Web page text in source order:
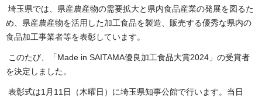
埼玉県では、県産農産物の需要拡大と県内食品産業の発展を図るた
め、県産農産物を活用した加工食品を製造、販売する優秀な県内の
食品加工事業者等を表彰しています。
このたび、「Made in SAITAMA優良加工食品大賞2024」の受賞者
を決定しました。
表彰式は1月11日（木曜日）に埼玉県知事公館で行います。当日